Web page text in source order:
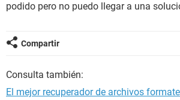
podido pero no puedo llegar a una
Compartir
Consulta también:
El mejor recuperador de archivos